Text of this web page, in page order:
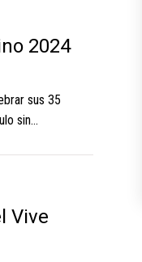
2024
sus 35
sin...
Vive